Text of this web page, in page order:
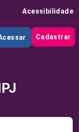
Acessibilidade
Cadastrar